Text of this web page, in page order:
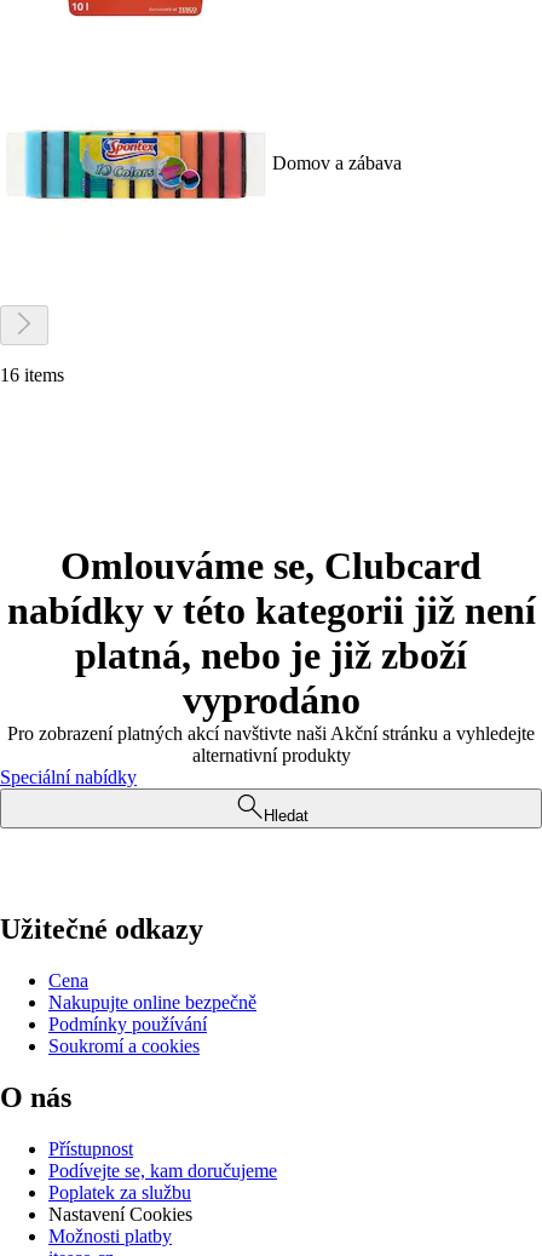
Domov a zábava
16 items
Omlouváme se, Clubcard
nabídky v této kategorii již není
platná, nebo je již zboží
vyprodáno
Pro zobrazení platných akcí navštivte naši Akční stránku a vyhledejte
alternativní produkty
Speciální nabídky
Hledat
Užitečné odkazy
Cena
Nakupujte online bezpečně
Podmínky používání
Soukromí a cookies
O nás
Přístupnost
Podívejte se, kam doručujeme
Poplatek za službu
Nastavení Cookies
Možnosti platby